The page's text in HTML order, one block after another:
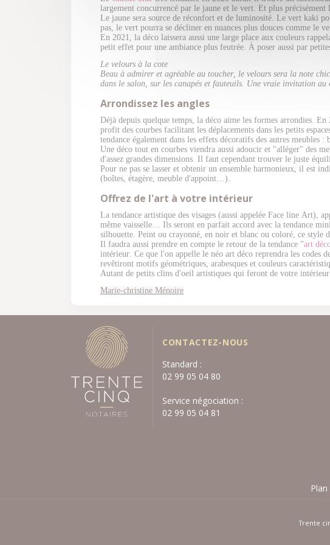
largement concurrencé par le jaune et le vert. Et plus
Le jaune sera source de réconfort et de luminosité. Le vert kaki
pas, le vert pourra se décliner en nuances plus douces comme le
En 2021, la déco laissera aussi une large place aux couleurs
petit effet pour une ambiance plus feutrée. À poser aussi par
Le velours à la cote
Beau à admirer et agréable au toucher, le velours sera la note
dans le salon, sur les canapés et fauteuils. Une vraie invitation au
Arrondissez les angles
Déjà depuis quelque temps, la déco aime les formes arrondies.
profit des courbes facilitant les déplacements dans les petits
tendance également dans les effets décoratifs des autres
Une déco tout en courbes viendra aussi adoucir et "alléger" des
d'assez grandes dimensions. Il faut cependant trouver le juste
Pour ne pas se lasser et obtenir un ensemble harmonieux, il est
(boîtes, étagère, meuble d'appoint…).
Offrez de l'art à votre intérieur
La tendance artistique des visages (aussi appelée Face line Art),
même vaisselle… Ils seront en parfait accord avec la tendance
silhouette. Peint ou crayonné, en noir et blanc ou coloré, ce style
Il faudra aussi prendre en compte le retour de la tendance "art
intérieur. Ce que l'on appelle le néo art déco reprendra les codes
revêtiront motifs géométriques, arabesques et couleurs
Autant de petits clins d'oeil artistiques qui feront de votre
Marie-christine Ménoire
CONTACTEZ-NOUS
Standard :
02 99 05 04 80
Service négociation :
02 99 05 04 81
Trente